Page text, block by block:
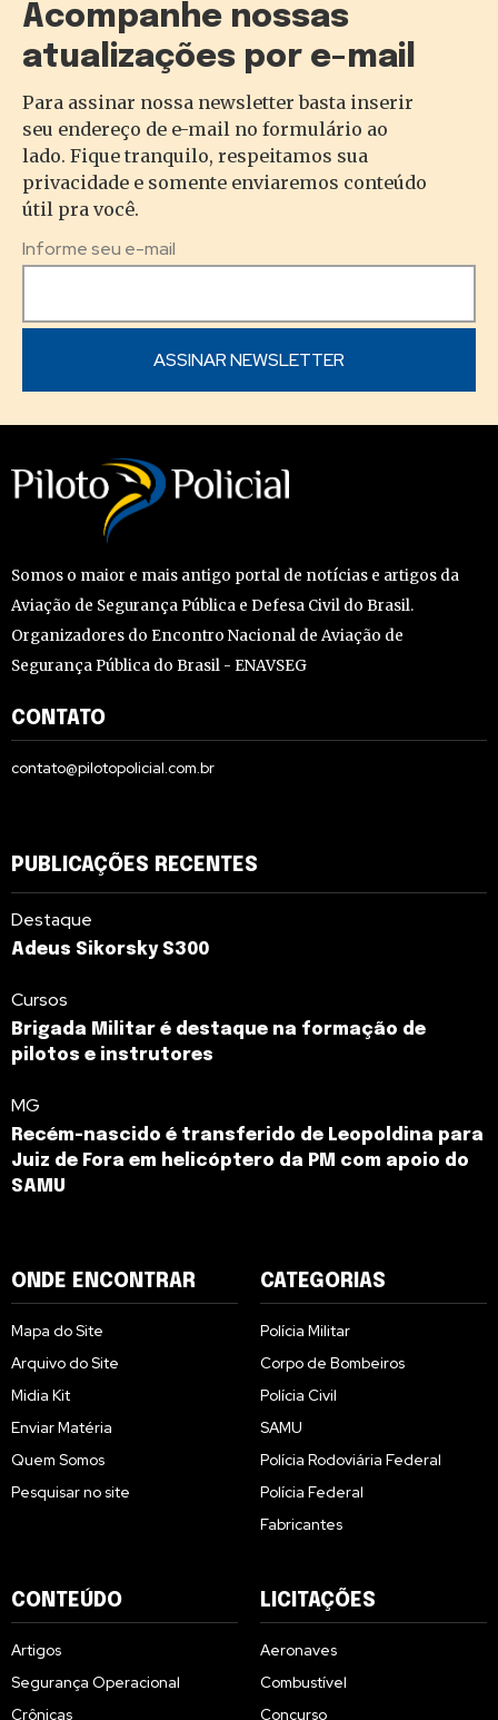
Acompanhe nossas
atualizações por e-mail
Para assinar nossa newsletter basta inserir
seu endereço de e-mail no formulário ao
lado. Fique tranquilo, respeitamos sua
privacidade e somente enviaremos conteúdo
útil pra você.
Informe seu e-mail
Somos o maior e mais antigo portal de notícias e artigos da
Aviação de Segurança Pública e Defesa Civil do Brasil.
Organizadores do Encontro Nacional de Aviação de
Segurança Pública do Brasil - ENAVSEG
CONTATO
contato@pilotopolicial.com.br
PUBLICAÇÕES RECENTES
Destaque
Adeus Sikorsky S300
Cursos
Brigada Militar é destaque na formação de
pilotos e instrutores
MG
Recém-nascido é transferido de Leopoldina para
Juiz de Fora em helicóptero da PM com apoio do
SAMU
ONDE ENCONTRAR
Mapa do Site
Arquivo do Site
Midia Kit
Enviar Matéria
Quem Somos
Pesquisar no site
CATEGORIAS
Polícia Militar
Corpo de Bombeiros
Polícia Civil
SAMU
Polícia Rodoviária Federal
Polícia Federal
Fabricantes
CONTEÚDO
Artigos
Segurança Operacional
Crônicas
LICITAÇÕES
Aeronaves
Combustível
Concurso